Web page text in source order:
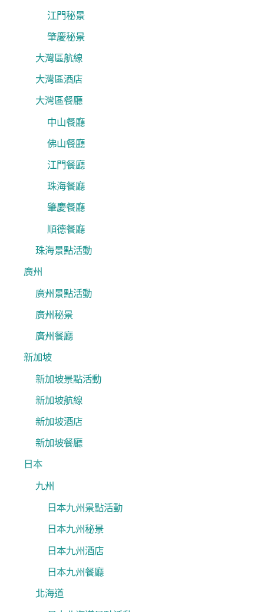
江門秘景
肇慶秘景
大灣區航線
大灣區酒店
大灣區餐廳
中山餐廳
佛山餐廳
江門餐廳
珠海餐廳
肇慶餐廳
順德餐廳
珠海景點活動
廣州
廣州景點活動
廣州秘景
廣州餐廳
新加坡
新加坡景點活動
新加坡航線
新加坡酒店
新加坡餐廳
日本
九州
日本九州景點活動
日本九州秘景
日本九州酒店
日本九州餐廳
北海道